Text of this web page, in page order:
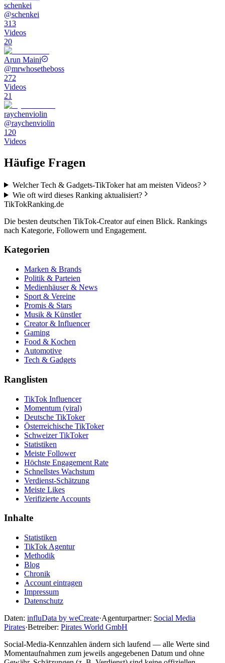
schenkei
@schenkei
313
Videos
20
Arun Maini
@mrwhosetheboss
272
Videos
21
raychenviolin
@raychenviolin
120
Videos
Häufige Fragen
Welcher Tech & Gadgets-TikToker hat am meisten Videos?
Wie oft wird dieses Ranking aktualisiert?
TikTokRanking.de
Die besten deutschen TikTok-Creator auf einen Blick. Rankings
nach Kategorie, Followern und Engagement.
Kategorien
Marken & Brands
Politik & Parteien
Medienhäuser & News
Sport & Vereine
Promis & Stars
Musik & Künstler
Creator & Influencer
Gaming
Food & Kochen
Automotive
Tech & Gadgets
Ranglisten
TikTok Influencer
Momentum (viral)
Deutsche TikToker
Österreichische TikToker
Schweizer TikToker
Statistiken
Meiste Follower
Höchste Engagement Rate
Schnellstes Wachstum
Verdienst-Schätzung
Meiste Likes
Verifizierte Accounts
Inhalte
Statistiken
TikTok Agentur
Methodik
Blog
Chronik
Account eintragen
Impressum
Datenschutz
Daten: influData by weCreate·Agenturpartner: Social Media
Pirates·Betreiber: Pirates World GmbH
Social-Media-Kennzahlen ändern sich laufend — alle Werte sind
Momentaufnahmen zum jeweils angegebenen Datum und ohne